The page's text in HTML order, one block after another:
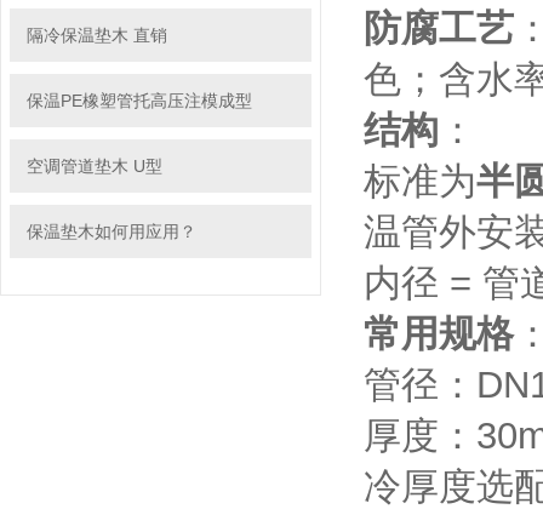
隔冷保温垫木 直销
保温PE橡塑管托高压注模成型
空调管道垫木 U型
保温垫木如何用应用？
防腐工艺
色；含水
结构 ：
标准为半
温管外安
内径 = 管
常用规格
管径：
厚度：
冷厚度选